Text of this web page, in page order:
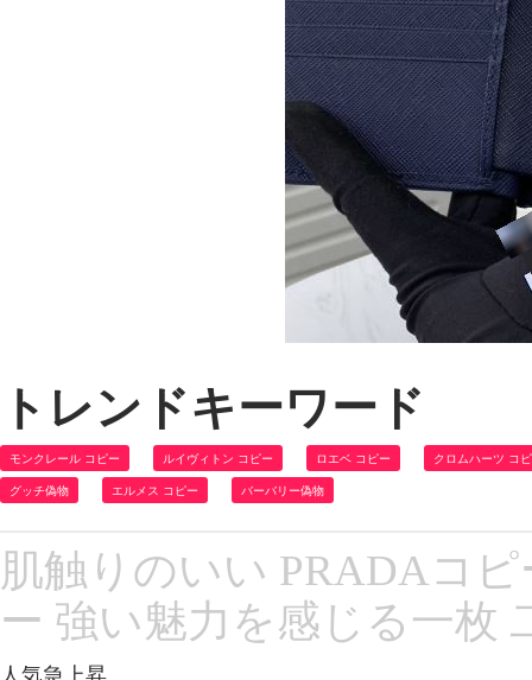
トレンドキーワード
モンクレール コピー ルイヴィトン コピー ロエベ コピー クロムハーツ コ
グッチ偽物 エルメス コピー バーバリー偽物
肌触りのいい PRADAコ
ー 強い魅力を感じる一枚
人気急上昇